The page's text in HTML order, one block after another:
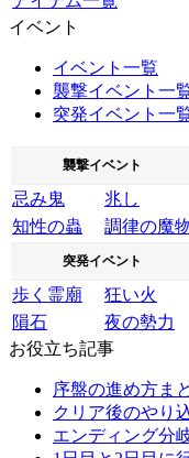
イベント
イベント一覧
襲撃イベント一
突発イベント一
襲撃イベント
忌み鬼
兆し
知性の蟲
調律の魔
突発イベント
歩く霊廟
狂い火
隕石
夜の勢力
お役立ち記事
序盤の進め方ま
クリア後のやり
エンディング分